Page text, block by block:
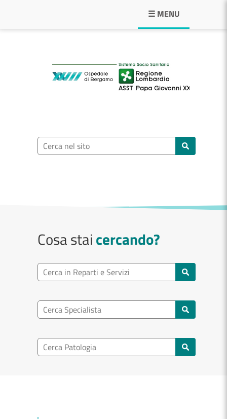
☰ MENU
ASST Papa
Ricerca nel sito
Cosa staicercando?
Ricerca reparto
Ricerca specialisti
Ricerca nel patologia